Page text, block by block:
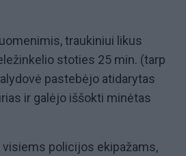
traukiniui likus
stoties 25 min. (tarp
pastebėjo atidarytas
ir galėjo iššokti minėtas
policijos ekipažams,